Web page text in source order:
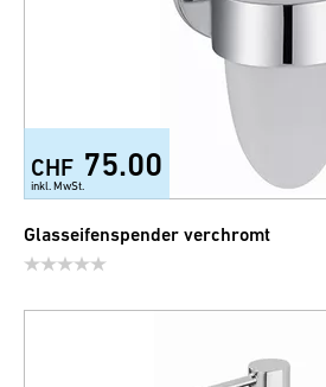
CHF 75.00
inkl. MwSt.
Glasseifenspender verchromt